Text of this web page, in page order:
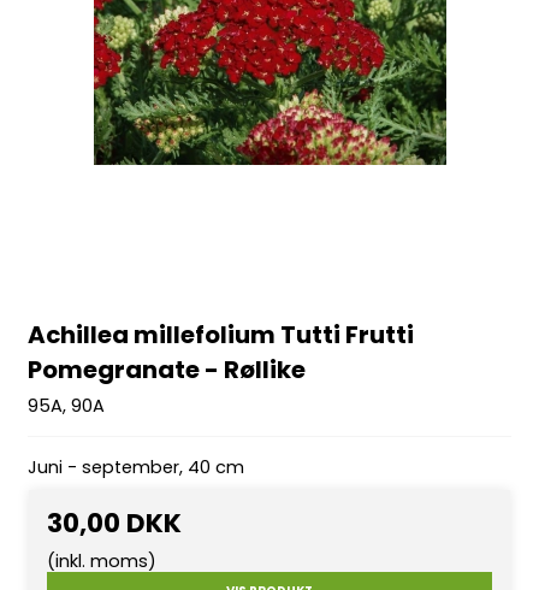
Achillea millefolium Tutti Frutti
Pomegranate - Røllike
95A, 90A
Juni - september, 40 cm
30,00 DKK
(inkl. moms)